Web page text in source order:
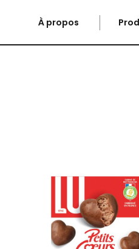
À propos